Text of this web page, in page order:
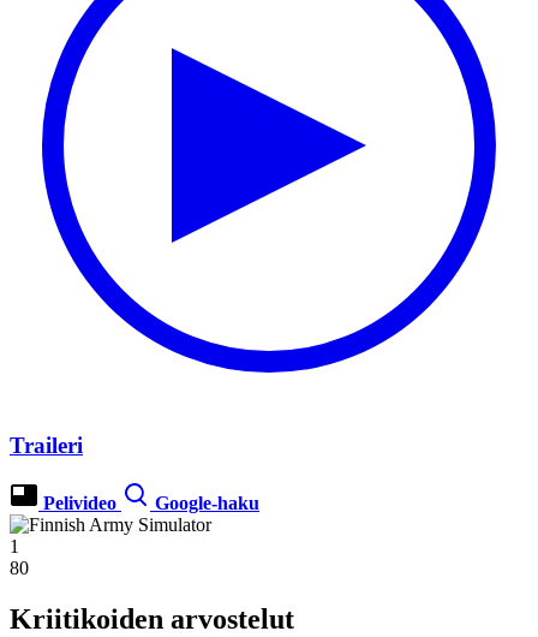
Traileri
Pelivideo Google-haku
1
80
Kriitikoiden arvostelut